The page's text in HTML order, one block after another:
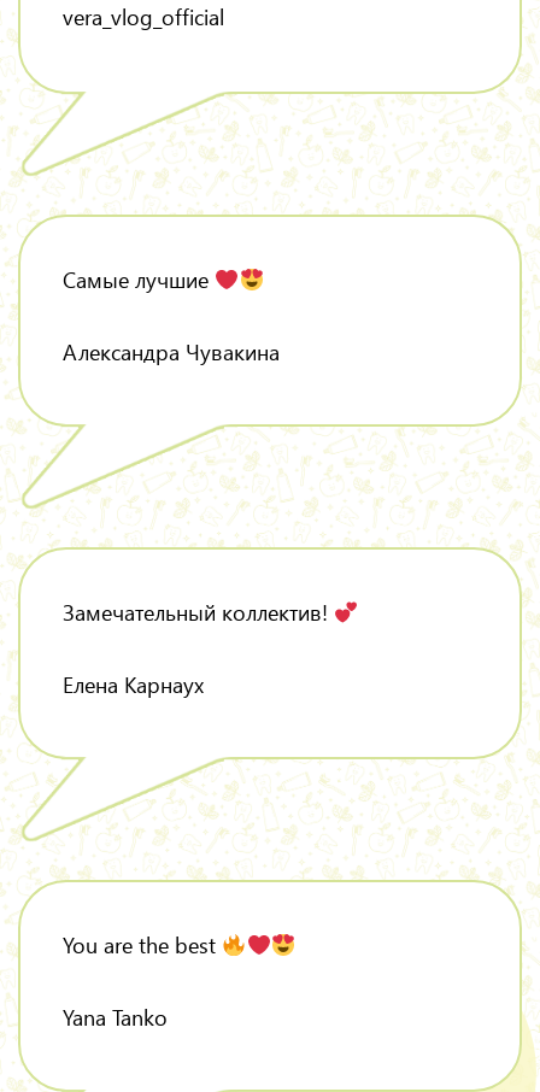
vera_vlog_official
Самые лучшие
Александра Чувакина
Замечательный коллектив!
Елена Карнаух
You are the best
Yana Tanko